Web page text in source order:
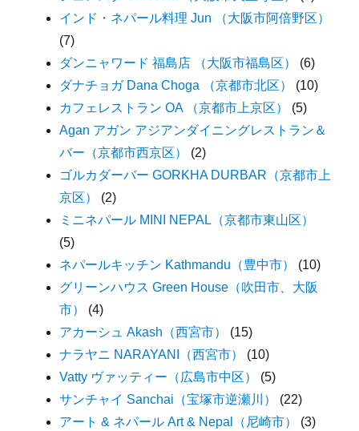
インド・ネパール料理 Jun （大阪市阿倍野区）
(7)
ダンニャワード 福島店 （大阪市福島区）
(6)
ダナチョガ Dana Choga （京都市北区）
(10)
カフェレストラン OA （京都市上京区）
(5)
Agan アガン アジアンダイニングレストラン＆
バー（京都市西京区）
(2)
ゴルカダーバー GORKHA DURBAR（京都市上
京区）
(2)
ミニネパール MINI NEPAL（京都市東山区）
(5)
ネパールキッチン Kathmandu（豊中市）
(10)
グリーンハウス Green House（吹田市、大阪
市）
(4)
アカーシュ Akash（西宮市）
(15)
ナラヤニ NARAYANI（西宮市）
(10)
Vatty ヴァッティー（広島市中区）
(5)
サンチャイ Sanchai（宝塚市逆瀬川）
(22)
アート & ネパール Art & Nepal（尼崎市）
(3)